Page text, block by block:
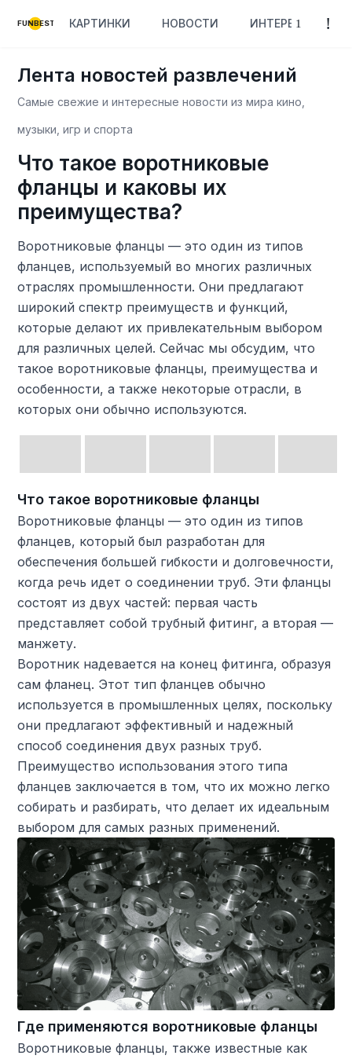
FUNBEST КАРТИНКИ НОВОСТИ ИНТЕРЕСНОЕ
Лента новостей развлечений
Самые свежие и интересные новости из мира кино,
музыки, игр и спорта
Что такое воротниковые
фланцы и каковы их
преимущества?
Воротниковые фланцы — это один из типов
фланцев, используемый во многих различных
отраслях промышленности. Они предлагают
широкий спектр преимуществ и функций,
которые делают их привлекательным выбором
для различных целей. Сейчас мы обсудим, что
такое воротниковые фланцы, преимущества и
особенности, а также некоторые отрасли, в
которых они обычно используются.
Что такое воротниковые фланцы
Воротниковые фланцы — это один из типов
фланцев, который был разработан для
обеспечения большей гибкости и долговечности,
когда речь идет о соединении труб. Эти фланцы
состоят из двух частей: первая часть
представляет собой трубный фитинг, а вторая —
манжету.
Воротник надевается на конец фитинга, образуя
сам фланец. Этот тип фланцев обычно
используется в промышленных целях, поскольку
они предлагают эффективный и надежный
способ соединения двух разных труб.
Преимущество использования этого типа
фланцев заключается в том, что их можно легко
собирать и разбирать, что делает их идеальным
выбором для самых разных применений.
Где применяются воротниковые фланцы
Воротниковые фланцы, также известные как